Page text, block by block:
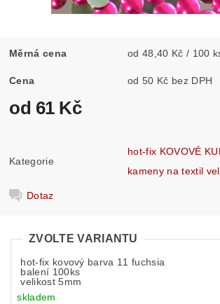
Měrná cena od 48,40 Kč / 100
Cena od 50 Kč bez DPH
od 61 Kč
Kategorie
hot-fix KOVOVÉ
kameny na textil
Dotaz
ZVOLTE VARIANTU
hot-fix kovový barva 11 fuchsia
balení 100ks
velikost 5mm
skladem